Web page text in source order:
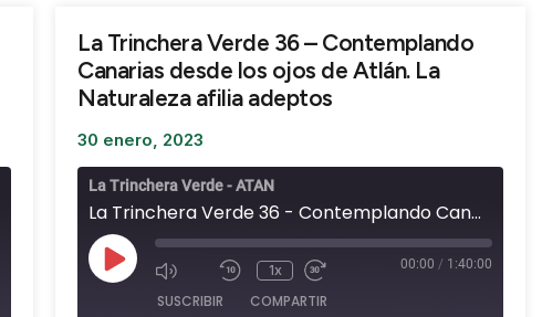
La Trinchera Verde 36 – Contemplando
Canarias desde los ojos de Atlán. La
Naturaleza afilia adeptos
30 enero, 2023
La Trinchera Verde - ATAN
La Trinchera Verde 36 - Contemplando Canarias desde los ojos de Atlán. La Naturaleza afilia adeptos
1x 00:00 / 1:40:00
SUSCRIBIR COMPARTIR